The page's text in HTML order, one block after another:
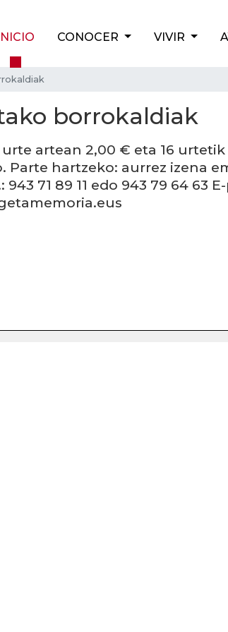
CONOCER VIVIR
borrokaldiak
artean 2,00 € eta 16 urtetik
hartzeko: aurrez izena
71 89 11 edo 943 79 64 63